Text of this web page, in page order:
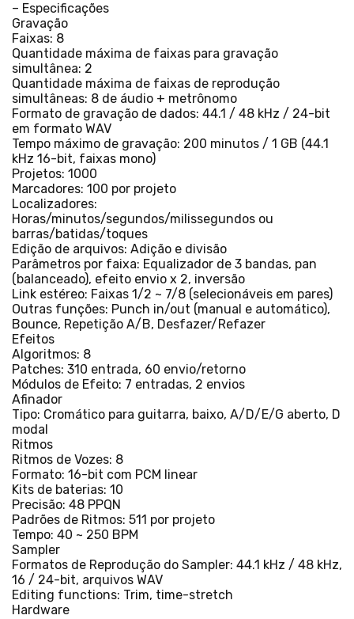
– Especificações
Gravação
Faixas: 8
Quantidade máxima de faixas para gravação
simultânea: 2
Quantidade máxima de faixas de reprodução
simultâneas: 8 de áudio + metrônomo
Formato de gravação de dados: 44.1 / 48 kHz / 24-bit
em formato WAV
Tempo máximo de gravação: 200 minutos / 1 GB (44.1
kHz 16-bit, faixas mono)
Projetos: 1000
Marcadores: 100 por projeto
Localizadores:
Horas/minutos/segundos/milissegundos ou
barras/batidas/toques
Edição de arquivos: Adição e divisão
Parâmetros por faixa: Equalizador de 3 bandas, pan
(balanceado), efeito envio x 2, inversão
Link estéreo: Faixas 1/2 ~ 7/8 (selecionáveis em pares)
Outras funções: Punch in/out (manual e automático),
Bounce, Repetição A/B, Desfazer/Refazer
Efeitos
Algoritmos: 8
Patches: 310 entrada, 60 envio/retorno
Módulos de Efeito: 7 entradas, 2 envios
Afinador
Tipo: Cromático para guitarra, baixo, A/D/E/G aberto, D
modal
Ritmos
Ritmos de Vozes: 8
Formato: 16-bit com PCM linear
Kits de baterias: 10
Precisão: 48 PPQN
Padrões de Ritmos: 511 por projeto
Tempo: 40 ~ 250 BPM
Sampler
Formatos de Reprodução do Sampler: 44.1 kHz / 48 kHz,
16 / 24-bit, arquivos WAV
Editing functions: Trim, time-stretch
Hardware